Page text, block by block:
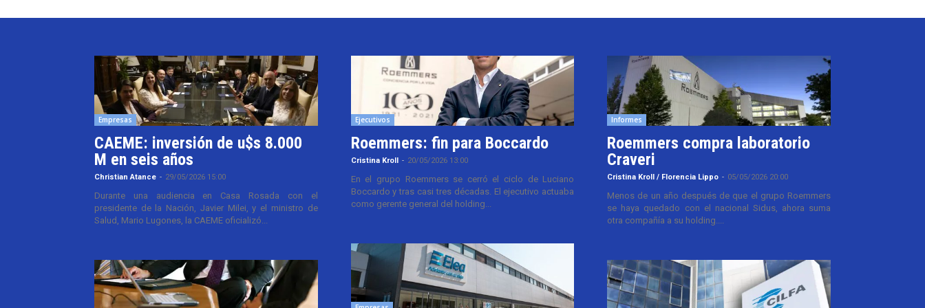
Empresas
CAEME: inversión de u$s 8.000
M en seis años
Christian Atance - 29/05/2026 15:00
Durante una audiencia en Casa Rosada con el
presidente de la Nación, Javier Milei, y el ministro de
Salud, Mario Lugones, la CAEME oficializó...
Ejecutivos
Roemmers: fin para Boccardo
Cristina Kroll - 20/05/2026 13:00
En el grupo Roemmers se cerró el ciclo de Luciano
Boccardo y tras casi tres décadas. El ejecutivo actuaba
como gerente general del holding...
Informes
Roemmers compra laboratorio
Craveri
Cristina Kroll / Florencia Lippo - 05/05/2026 20:00
Menos de un año después de que el grupo Roemmers
se haya quedado con el nacional Sidus, ahora suma
otra compañía a su holding....